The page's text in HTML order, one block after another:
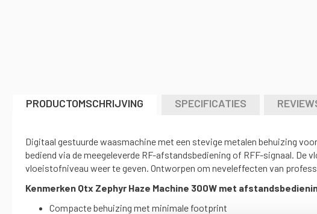
PRODUCTOMSCHRIJVING SPECIFICATIES
Digitaal gestuurde waasmachine met een stevige metalen behuizing
bediend via de meegeleverde RF-afstandsbediening of RFF-signaal.
vloeistofniveau weer te geven. Ontworpen om neveleffecten van
Kenmerken Qtx Zephyr Haze Machine 300W met
Compacte behuizing met minimale footprint